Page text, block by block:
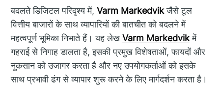
बदलते डिजिटल परिदृश्य में,Varm Markedvikजैसे टूल
वित्तीय बाजारों के साथ व्यापारियों की बातचीत को बदलने में
महत्वपूर्ण भूमिका निभाते हैं। यह लेखVarm Markedvikमें
गहराई से निगाह डालता है, इसकी प्रमुख विशेषताओं, फायदों और
नुकसान को उजागर करता है और नए उपयोगकर्ताओं को इसके
साथ प्रभावी ढंग से व्यापार शुरू करने के लिए मार्गदर्शन करता है।